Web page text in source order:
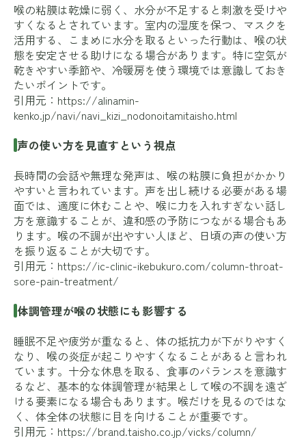
喉の粘膜は乾燥に弱く、水分が不足すると刺激を受けや
すくなるとされています。室内の湿度を保つ、マスクを
活用する、こまめに水分を取るといった行動は、喉の状
態を安定させる助けになる場合があります。特に空気が
乾きやすい季節や、冷暖房を使う環境では意識しておき
たいポイントです。
引用元： https://alinamin-
kenko.jp/navi/navi_kizi_nodonoitamitaisho.html
声の使い方を見直すという視点
長時間の会話や無理な発声は、喉の粘膜に負担がかかり
やすいと言われています。声を出し続ける必要がある場
面では、適度に休むことや、喉に力を入れすぎない話し
方を意識することが、違和感の予防につながる場合もあ
ります。喉の不調が出やすい人ほど、日頃の声の使い方
を振り返ることが大切です。
引用元： https://ic-clinic-ikebukuro.com/column-throat-
sore-pain-treatment/
体調管理が喉の状態にも影響する
睡眠不足や疲労が重なると、体の抵抗力が下がりやすく
なり、喉の炎症が起こりやすくなることがあると言われ
ています。十分な休息を取る、食事のバランスを意識す
るなど、基本的な体調管理が結果として喉の不調を遠ざ
ける要素になる場合もあります。喉だけを見るのではな
く、体全体の状態に目を向けることが重要です。
引用元： https://brand.taisho.co.jp/vicks/column/